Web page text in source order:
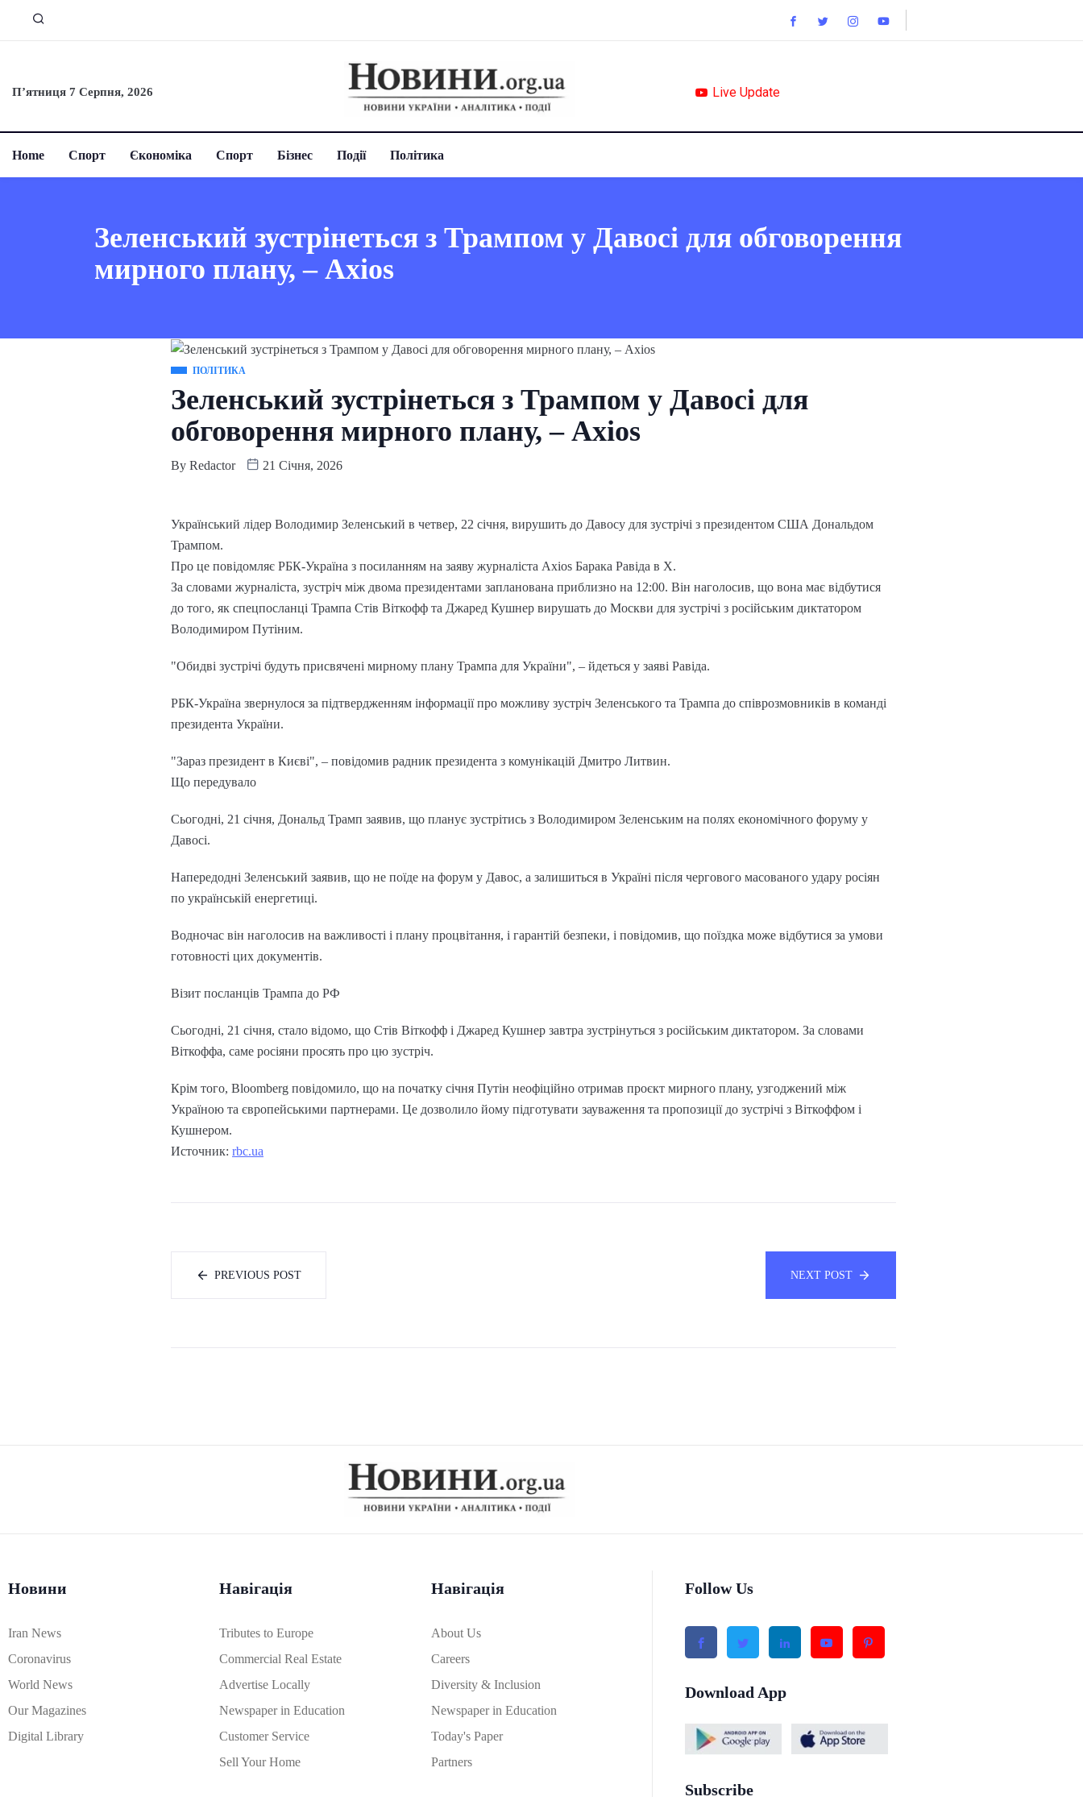
П’ятниця 7 Серпня, 2026 Live Update
Home Спорт Єкономіка Спорт Бізнес Події Політика
Зеленський зустрінеться з Трампом у Давосі для обговорення
мирного плану, – Axios
ПОЛІТИКА
Зеленський зустрінеться з Трампом у Давосі для
обговорення мирного плану, – Axios
By Redactor 21 Січня, 2026
Український лідер Володимир Зеленський в четвер, 22 січня, вирушить до Давосу для зустрічі з президентом США Дональдом
Трампом.
Про це повідомляє РБК-Україна з посиланням на заяву журналіста Axios Барака Равіда в X.
За словами журналіста, зустріч між двома президентами запланована приблизно на 12:00. Він наголосив, що вона має відбутися
до того, як спецпосланці Трампа Стів Віткофф та Джаред Кушнер вирушать до Москви для зустрічі з російським диктатором
Володимиром Путіним.
"Обидві зустрічі будуть присвячені мирному плану Трампа для України", – йдеться у заяві Равіда.
РБК-Україна звернулося за підтвердженням інформації про можливу зустріч Зеленського та Трампа до співрозмовників в команді
президента України.
"Зараз президент в Києві", – повідомив радник президента з комунікацій Дмитро Литвин.
Що передувало
Сьогодні, 21 січня, Дональд Трамп заявив, що планує зустрітись з Володимиром Зеленським на полях економічного форуму у
Давосі.
Напередодні Зеленський заявив, що не поїде на форум у Давос, а залишиться в Україні після чергового масованого удару росіян
по українській енергетиці.
Водночас він наголосив на важливості і плану процвітання, і гарантій безпеки, і повідомив, що поїздка може відбутися за умови
готовності цих документів.
Візит посланців Трампа до РФ
Сьогодні, 21 січня, стало відомо, що Стів Віткофф і Джаред Кушнер завтра зустрінуться з російським диктатором. За словами
Віткоффа, саме росіяни просять про цю зустріч.
Крім того, Bloomberg повідомило, що на початку січня Путін неофіційно отримав проєкт мирного плану, узгоджений між
Україною та європейськими партнерами. Це дозволило йому підготувати зауваження та пропозиції до зустрічі з Віткоффом і
Кушнером.
Источник: rbc.ua
PREVIOUS POST NEXT POST
Новини
Iran News
Coronavirus
World News
Our Magazines
Digital Library
Навігація
Tributes to Europe
Commercial Real Estate
Advertise Locally
Newspaper in Education
Customer Service
Sell Your Home
Навігація
About Us
Careers
Diversity & Inclusion
Newspaper in Education
Today's Paper
Partners
Follow Us
Download App
Subscribe